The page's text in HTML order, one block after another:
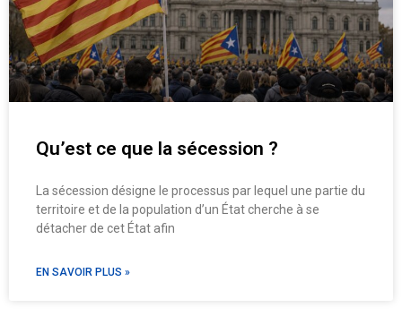
Qu’est ce que la sécession ?
La sécession désigne le processus par lequel une partie du
territoire et de la population d’un État cherche à se
détacher de cet État afin
EN SAVOIR PLUS »